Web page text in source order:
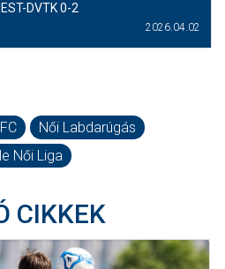
DVTK 0-2
2026.04.02
Női Labdarúgás
Női Liga
CIKKEK